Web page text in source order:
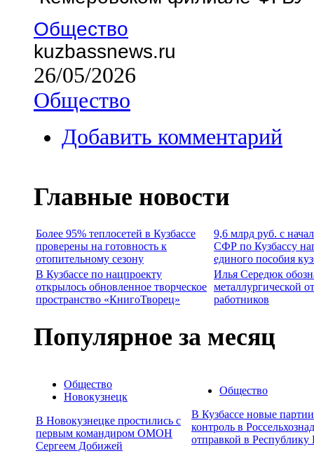
Общество
kuzbassnews.ru
26/05/2026
Общество
Добавить комментарий
Главные новости
Более 95% теплосетей в Кузбассе
проверены на готовность к
отопительному сезону
9,6 млрд руб. с
СФР по Кузбассу
единого пособия
В Кузбассе по нацпроекту
открылось обновленное творческое
пространство «КнигоТворец»
Илья Середюк
металлургической
работников
Популярное за месяц
Общество
Новокузнецк
В Новокузнецке простились с
первым командиром ОМОН
Сергеем Добижей
Общество
В Кузбассе новые
контроль в
отправкой в Республику